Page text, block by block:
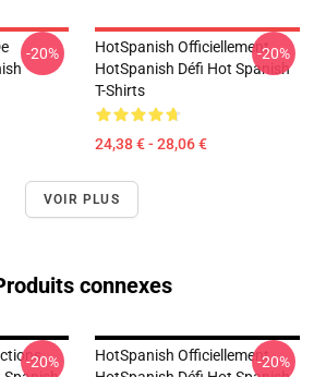
-20%
HotSpanish Officiellement
HotSpanish Défi Hot Spanish
T-Shirts
24,38 € - 28,06 €
-20%
VOIR PLUS
connexes
-20%
HotSpanish Officiellement-20%